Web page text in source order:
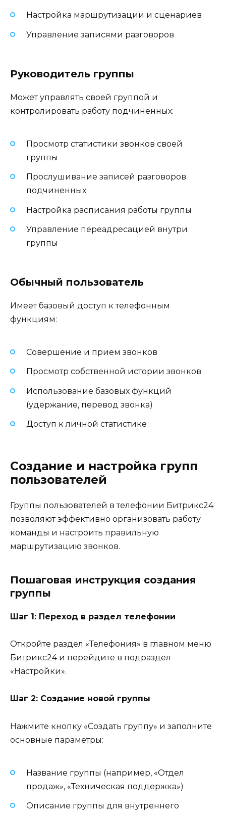
Настройка маршрутизации и сценариев
Управление записями разговоров
Руководитель группы
Может управлять своей группой и
контролировать работу подчиненных:
Просмотр статистики звонков своей
группы
Прослушивание записей разговоров
подчиненных
Настройка расписания работы группы
Управление переадресацией внутри
группы
Обычный пользователь
Имеет базовый доступ к телефонным
функциям:
Совершение и прием звонков
Просмотр собственной истории звонков
Использование базовых функций
(удержание, перевод звонка)
Доступ к личной статистике
Создание и настройка групп
пользователей
Группы пользователей в телефонии Битрикс24
позволяют эффективно организовать работу
команды и настроить правильную
маршрутизацию звонков.
Пошаговая инструкция создания
группы
Шаг 1: Переход в раздел телефонии
Откройте раздел «Телефония» в главном меню
Битрикс24 и перейдите в подраздел
«Настройки».
Шаг 2: Создание новой группы
Нажмите кнопку «Создать группу» и заполните
основные параметры:
Название группы (например, «Отдел
продаж», «Техническая поддержка»)
Описание группы для внутреннего